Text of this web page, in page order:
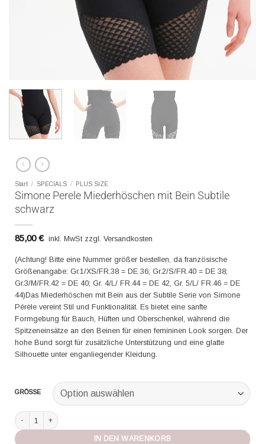
Start / SPECIALS / PLUS SIZE
Simone Perele Miederhöschen mit Bein Subtile
schwarz
85,00€ inkl. MwSt zzgl. Versandkosten
(Achtung! Bitte eine Nummer größer bestellen, da französische
Größenangabe: Gr.1/XS/FR.38 = DE 36; Gr.2/S/FR.40 = DE 38;
Gr.3/M/FR.42 = DE 40; Gr. 4/L/ FR.44 = DE 42, Gr. 5/L/ FR.46 = DE
44)Das Miederhöschen mit Bein aus der Subtile Serie von Simone
Pérèle vereint Stil und Funktionalität. Es bietet eine sanfte
Formgebung für Bauch, Hüften und Oberschenkel, während die
Spitzeneinsätze an den Beinen für einen femininen Look sorgen. Der
hohe Bund sorgt für zusätzliche Unterstützung und eine glatte
Silhouette unter enganliegender Kleidung.
GRÖSSE
Simone Perele Miederhöschen mit Bein Subtile schwarz Menge
IN DEN WARENKORB